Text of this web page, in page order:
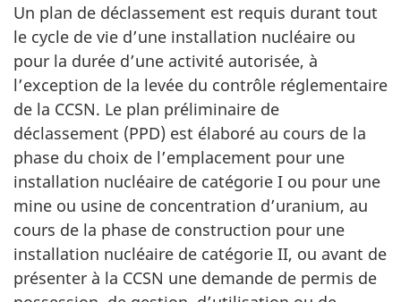
Un plan de déclassement est requis durant tout
le cycle de vie d’une installation nucléaire ou
pour la durée d’une activité autorisée, à
l’exception de la levée du contrôle réglementaire
de la CCSN. Le plan préliminaire de
déclassement (PPD) est élaboré au cours de la
phase du choix de l’emplacement pour une
installation nucléaire de catégorie I ou pour une
mine ou usine de concentration d’uranium, au
cours de la phase de construction pour une
installation nucléaire de catégorie II, ou avant de
présenter à la CCSN une demande de permis de